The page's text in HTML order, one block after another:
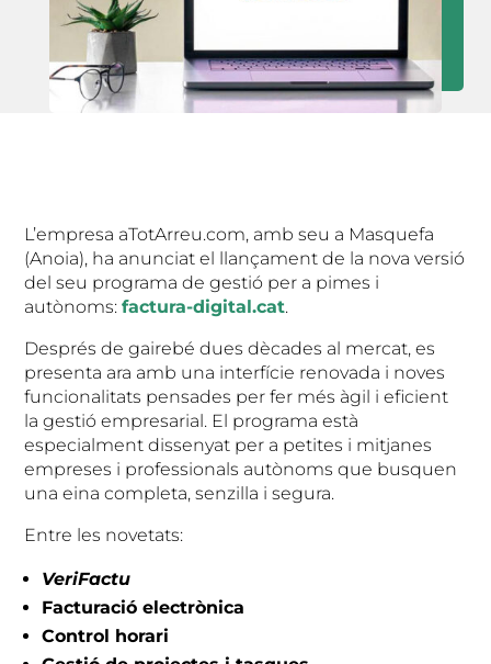
L’empresa aTotArreu.com, amb seu a Masquefa
(Anoia), ha anunciat el llançament de la nova versió
del seu programa de gestió per a pimes i
autònoms:factura-digital.cat.
Després de gairebé dues dècades al mercat, es
presenta ara amb una interfície renovada i noves
funcionalitats pensades per fer més àgil i eficient
la gestió empresarial. El programa està
especialment dissenyat per a petites i mitjanes
empreses i professionals autònoms que busquen
una eina completa, senzilla i segura.
Entre les novetats:
VeriFactu
Facturació electrònica
Control horari